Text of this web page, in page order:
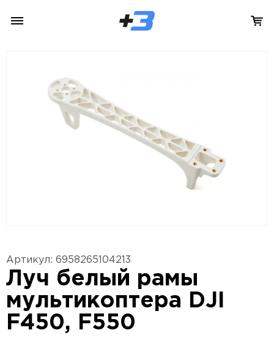
Артикул: 6958265104213
Луч белый рамы
мультикоптера DJI
F450, F550